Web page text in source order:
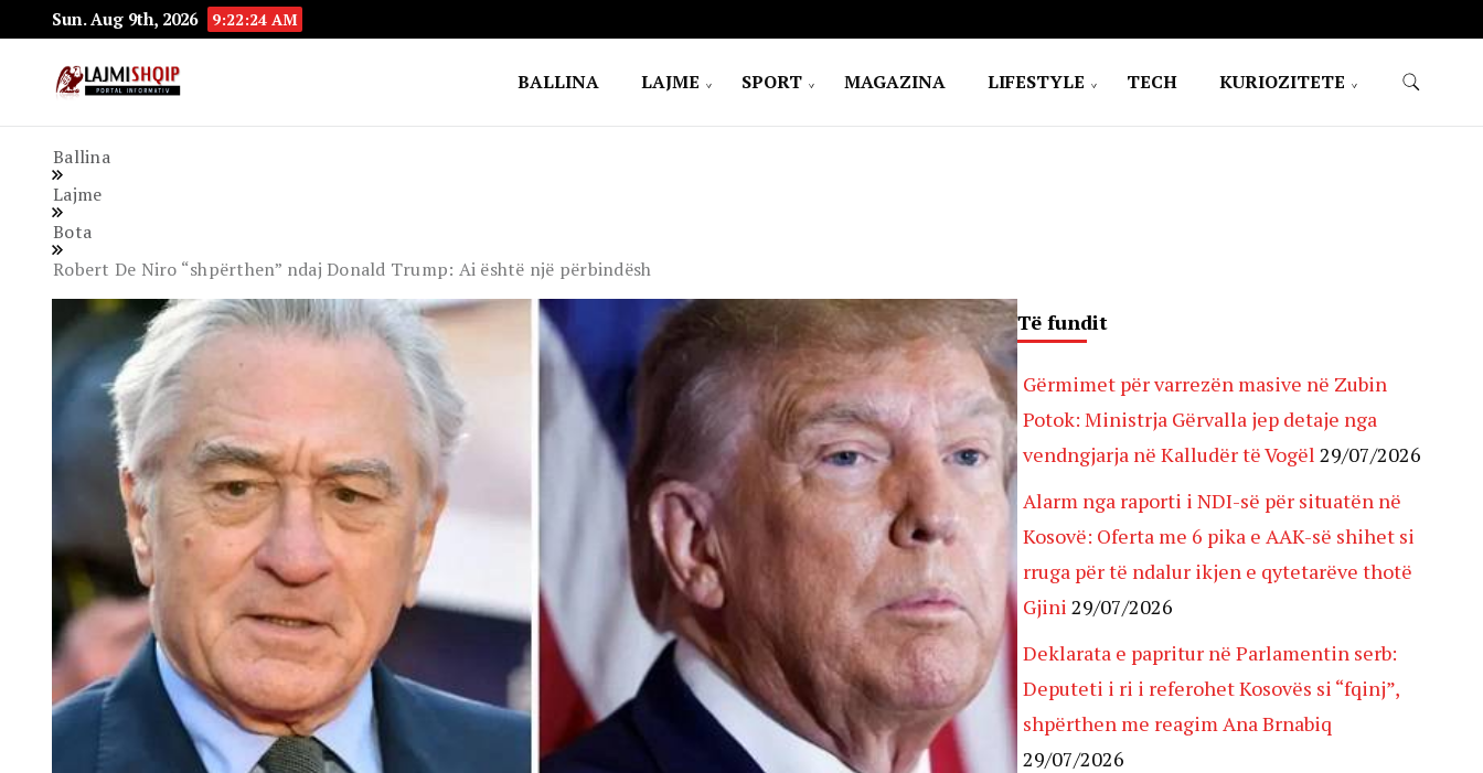
Sun. Aug 9th, 2026 9:22:25 AM
BALLINA LAJME SPORT MAGAZINA LIFESTYLE TECH KURIOZITETE
Ballina
Lajme
Bota
Robert De Niro “shpërthen” ndaj Donald Trump: Ai është një përbindësh
Të fundit
Gërmimet për varrezën masive në Zubin
Potok: Ministrja Gërvalla jep detaje nga
vendngjarja në Kalludër të Vogël 29/07/2026
Alarm nga raporti i NDI-së për situatën në
Kosovë: Oferta me 6 pika e AAK-së shihet si
rruga për të ndalur ikjen e qytetarëve thotë
Gjini 29/07/2026
Deklarata e papritur në Parlamentin serb:
Deputeti i ri i referohet Kosovës si “fqinj”,
shpërthen me reagim Ana Brnabiq
29/07/2026